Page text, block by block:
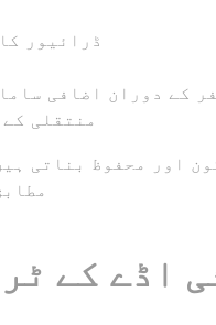
ڈرائیور
کے دوران اضافی
منتقلی
اور محفوظ بناتی